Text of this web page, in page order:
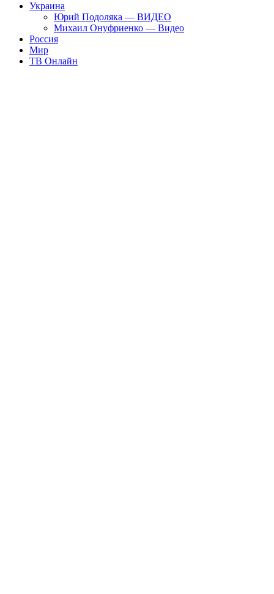
Украина
Юрий Подоляка — ВИДЕО
Михаил Онуфриенко — Видео
Россия
Мир
ТВ Онлайн